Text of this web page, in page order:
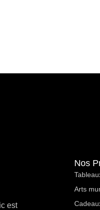
est
Nos
Arts